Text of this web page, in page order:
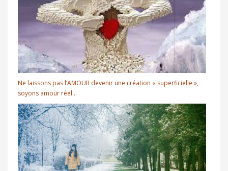
Ne laissons pas l’AMOUR devenir une création « superficielle »,
soyons amour réel…